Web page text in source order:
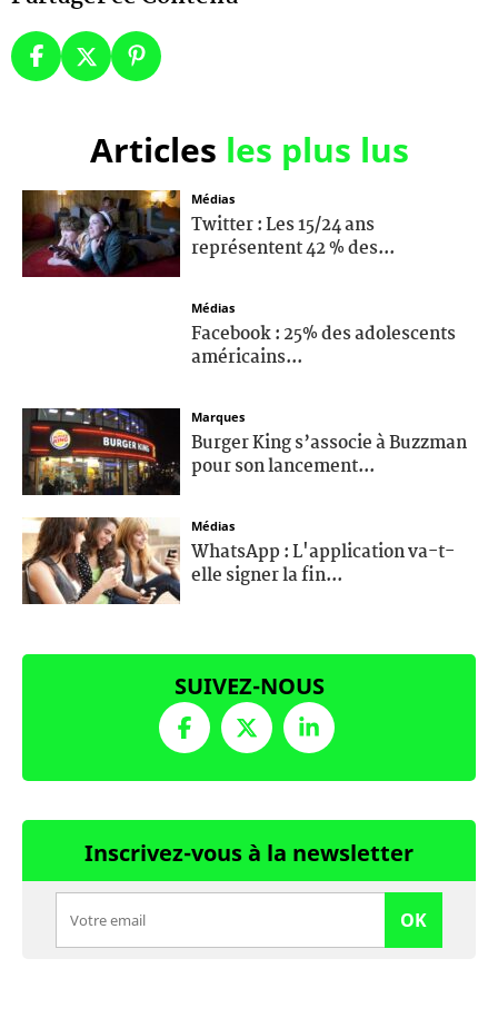
Articles les plus lus
Médias
Twitter : Les 15/24 ans
représentent 42 % des...
Médias
Facebook : 25% des adolescents
américains...
Marques
Burger King s’associe à Buzzman
pour son lancement...
Médias
WhatsApp : L'application va-t-
elle signer la fin...
SUIVEZ-NOUS
Inscrivez-vous à la newsletter
OK